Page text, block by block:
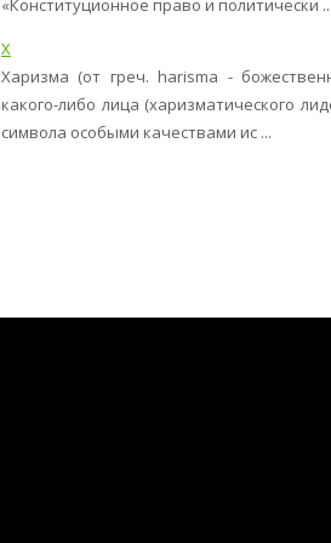
«Конституционное право и политически ...
Х
Харизма (от греч. harisma -
какого-либо лица (харизматического
символа осо­быми качествами ис ...